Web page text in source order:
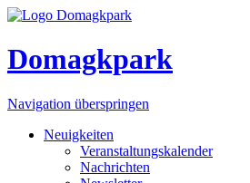
Domagkpark
Navigation überspringen
Neuigkeiten
Veranstaltungskalender
Nachrichten